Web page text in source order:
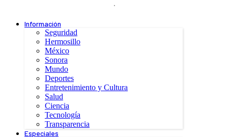
.
Información
Seguridad
Hermosillo
México
Sonora
Mundo
Deportes
Entretenimiento y Cultura
Salud
Ciencia
Tecnología
Transparencia
Especiales